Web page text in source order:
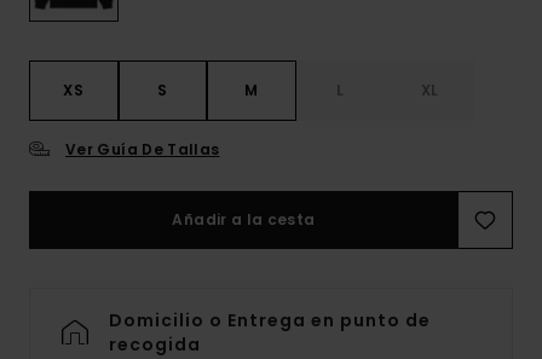
XS S M L XL
Ver Guía De Tallas
Añadir a la cesta
Domicilio o Entrega en punto de
recogida